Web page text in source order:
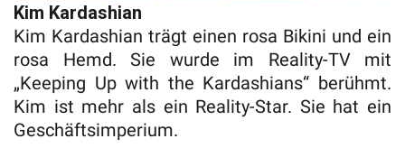
Kim Kardashian
Kim Kardashian trägt einen rosa Bikini und ein
rosa Hemd. Sie wurde im Reality-TV mit
„Keeping Up with the Kardashians“ berühmt.
Kim ist mehr als ein Reality-Star. Sie hat ein
Geschäftsimperium.